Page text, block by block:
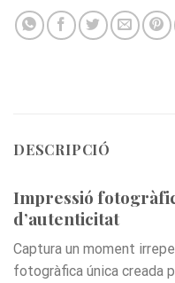
DESCRIPCIÓ
Impressió
d’autenticitat
Captura un moment
fotogràfica única creada